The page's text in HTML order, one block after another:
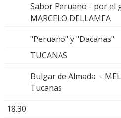
Sabor Peruano - por
MARCELO DELLAMEA
"Peruano" y "Dacanas"
TUCANAS
Bulgar de Almada -
Tucanas
18.30